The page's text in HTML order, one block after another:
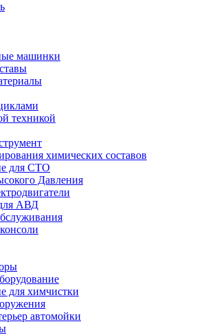
машинки
техникой
химических составов
для СТО
Давления
АВД
для химчистки
автомойки